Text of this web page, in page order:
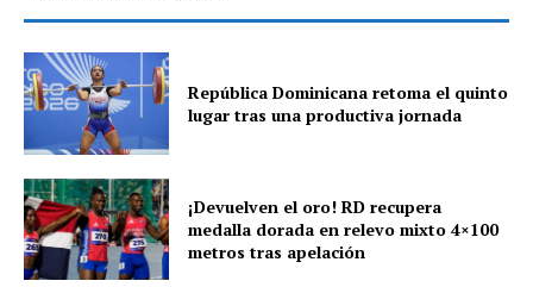
República Dominicana retoma el quinto
lugar tras una productiva jornada
¡Devuelven el oro! RD recupera
medalla dorada en relevo mixto 4×100
metros tras apelación